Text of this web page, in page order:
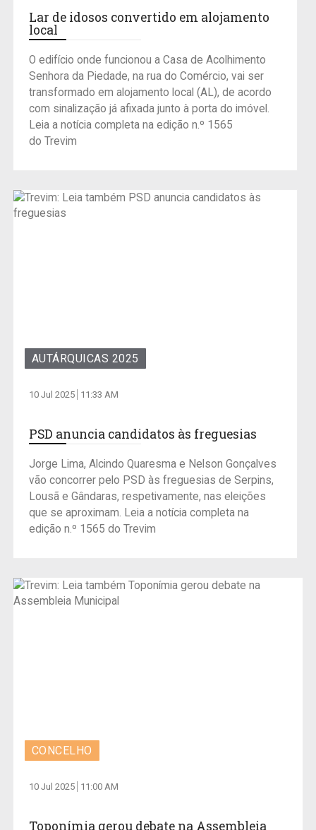
Lar de idosos convertido em alojamento
local
O edifício onde funcionou a Casa de Acolhimento
Senhora da Piedade, na rua do Comércio, vai ser
transformado em alojamento local (AL), de acordo
com sinalização já afixada junto à porta do imóvel.
Leia a notícia completa na edição n.º 1565
do Trevim
AUTÁRQUICAS 2025
10 Jul 2025 11:33 AM
PSD anuncia candidatos às freguesias
Jorge Lima, Alcindo Quaresma e Nelson Gonçalves
vão concorrer pelo PSD às freguesias de Serpins,
Lousã e Gândaras, respetivamente, nas eleições
que se aproximam. Leia a notícia completa na
edição n.º 1565 do Trevim
CONCELHO
10 Jul 2025 11:00 AM
Toponímia gerou debate na Assembleia